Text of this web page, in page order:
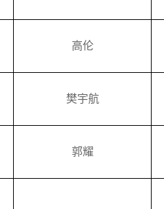
高伦
樊宇航
郭耀